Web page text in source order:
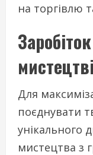
на торгівлю
мистецтві
Для
поєднувати
унікального
мистецтва з